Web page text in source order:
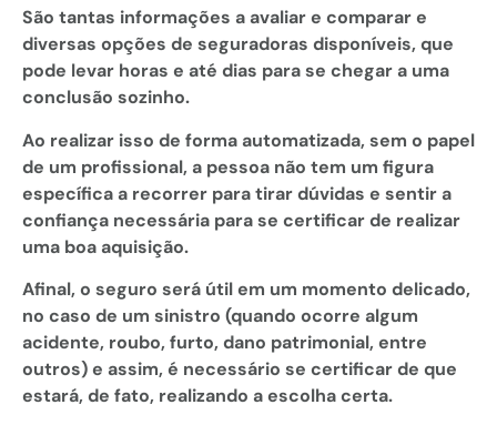
São tantas informações a avaliar e comparar e
diversas opções de seguradoras disponíveis, que
pode levar horas e até dias para se chegar a uma
conclusão sozinho.
Ao realizar isso de forma automatizada, sem o papel
de um profissional, a pessoa não tem um figura
específica a recorrer para tirar dúvidas e sentir a
confiança necessária para se certificar de realizar
uma boa aquisição.
Afinal, o seguro será útil em um momento delicado,
no caso de um sinistro (quando ocorre algum
acidente, roubo, furto, dano patrimonial, entre
outros) e assim, é necessário se certificar de que
estará, de fato, realizando a escolha certa.